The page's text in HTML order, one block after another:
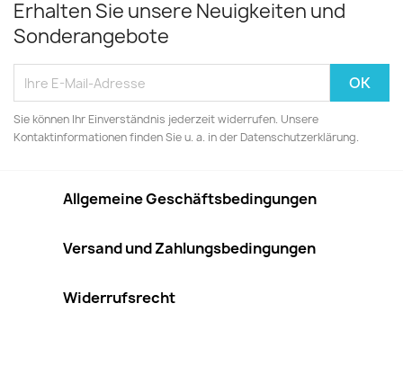
Erhalten Sie unsere Neuigkeiten und
Sonderangebote
Sie können Ihr Einverständnis jederzeit widerrufen. Unsere
Kontaktinformationen finden Sie u. a. in der Datenschutzerklärung.
Allgemeine Geschäftsbedingungen
Versand und Zahlungsbedingungen
Widerrufsrecht